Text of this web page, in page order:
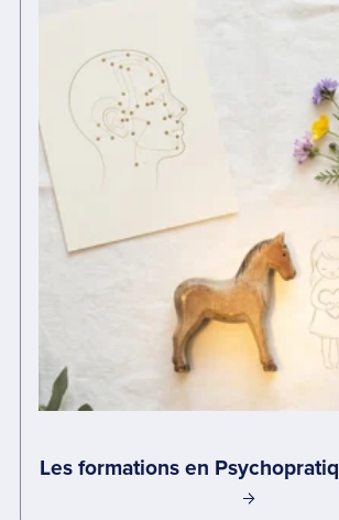
Les formations en